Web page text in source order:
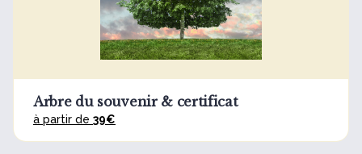
Arbre du souvenir & certificat
à partir de 39€